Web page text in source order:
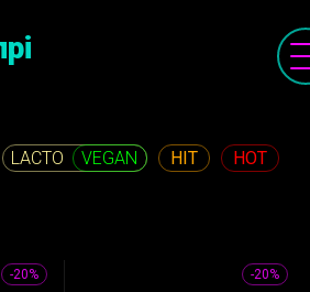
HIT
HOT
-20% -20%